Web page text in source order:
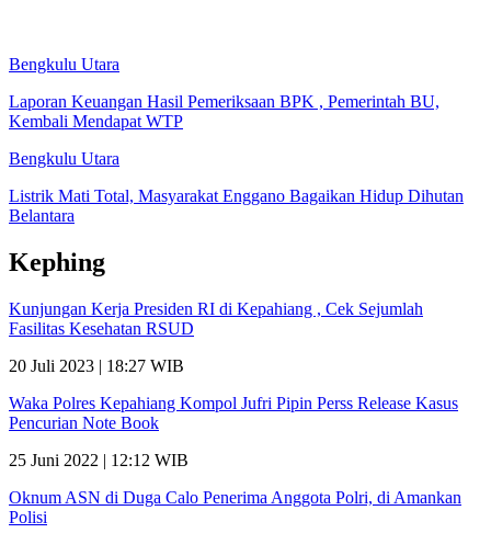
Bengkulu Utara
Laporan Keuangan Hasil Pemeriksaan BPK , Pemerintah BU,
Kembali Mendapat WTP
Bengkulu Utara
Listrik Mati Total, Masyarakat Enggano Bagaikan Hidup Dihutan
Belantara
Kephing
Kunjungan Kerja Presiden RI di Kepahiang , Cek Sejumlah
Fasilitas Kesehatan RSUD
20 Juli 2023 | 18:27 WIB
Waka Polres Kepahiang Kompol Jufri Pipin Perss Release Kasus
Pencurian Note Book
25 Juni 2022 | 12:12 WIB
Oknum ASN di Duga Calo Penerima Anggota Polri, di Amankan
Polisi